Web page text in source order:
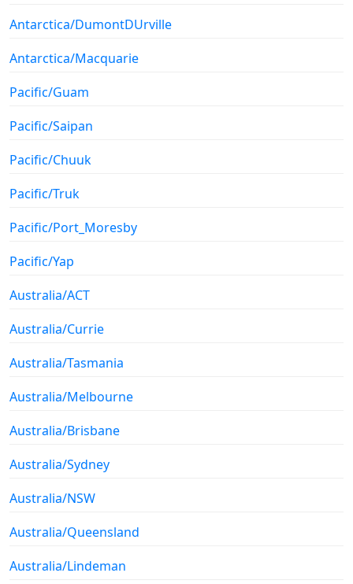
Antarctica/DumontDUrville
Antarctica/Macquarie
Pacific/Guam
Pacific/Saipan
Pacific/Chuuk
Pacific/Truk
Pacific/Port_Moresby
Pacific/Yap
Australia/ACT
Australia/Currie
Australia/Tasmania
Australia/Melbourne
Australia/Brisbane
Australia/Sydney
Australia/NSW
Australia/Queensland
Australia/Lindeman